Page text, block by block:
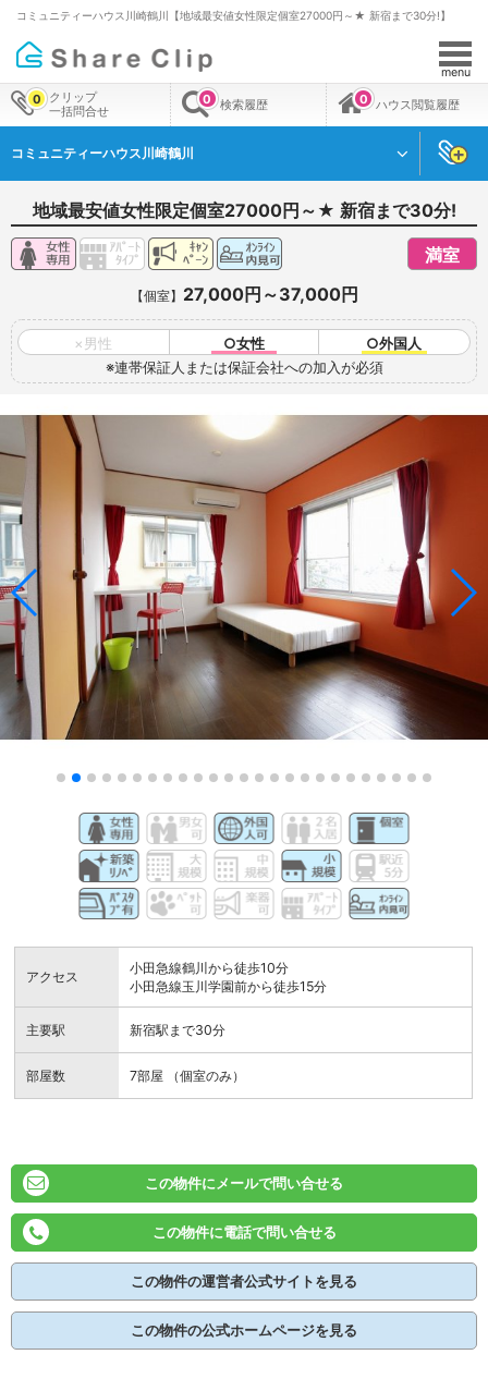
コミュニティーハウス川崎鶴川【地域最安値女性限定個室27000円～★ 新宿まで30分!】
menu
クリップ
一括問合せ
0 検索履歴
0 ハウス閲覧履歴
0
コミュニティーハウス川崎鶴川
地域最安値女性限定個室27000円～★ 新宿まで30分!
満室
【個室】 27,000円～37,000円
×男性 ○女性
○外国人
※連帯保証人または保証会社への加入が必須
アクセス
小田急線鶴川から徒歩10分
小田急線玉川学園前から徒歩15分
主要駅 新宿駅まで30分
部屋数 7部屋 （個室のみ）
この物件にメールで問い合せる
この物件に電話で問い合せる
この物件の運営者公式サイトを見る
この物件の公式ホームページを見る